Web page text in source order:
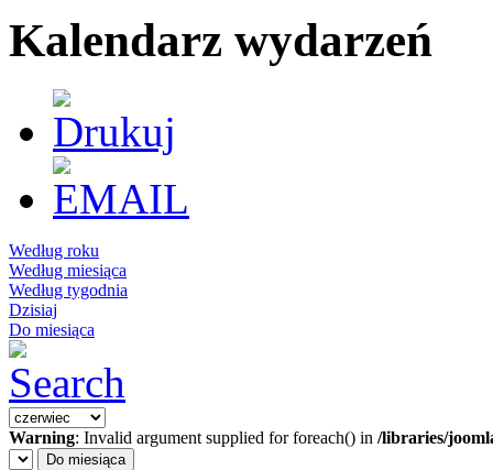
Kalendarz wydarzeń
Według roku
Według miesiąca
Według tygodnia
Dzisiaj
Do miesiąca
Warning: Invalid argument supplied for foreach() in /libraries/
Do miesiąca